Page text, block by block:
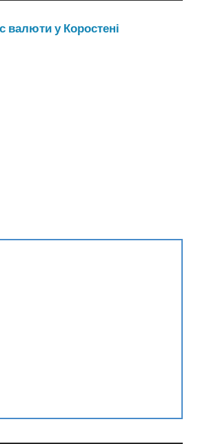
валюти у Коростені